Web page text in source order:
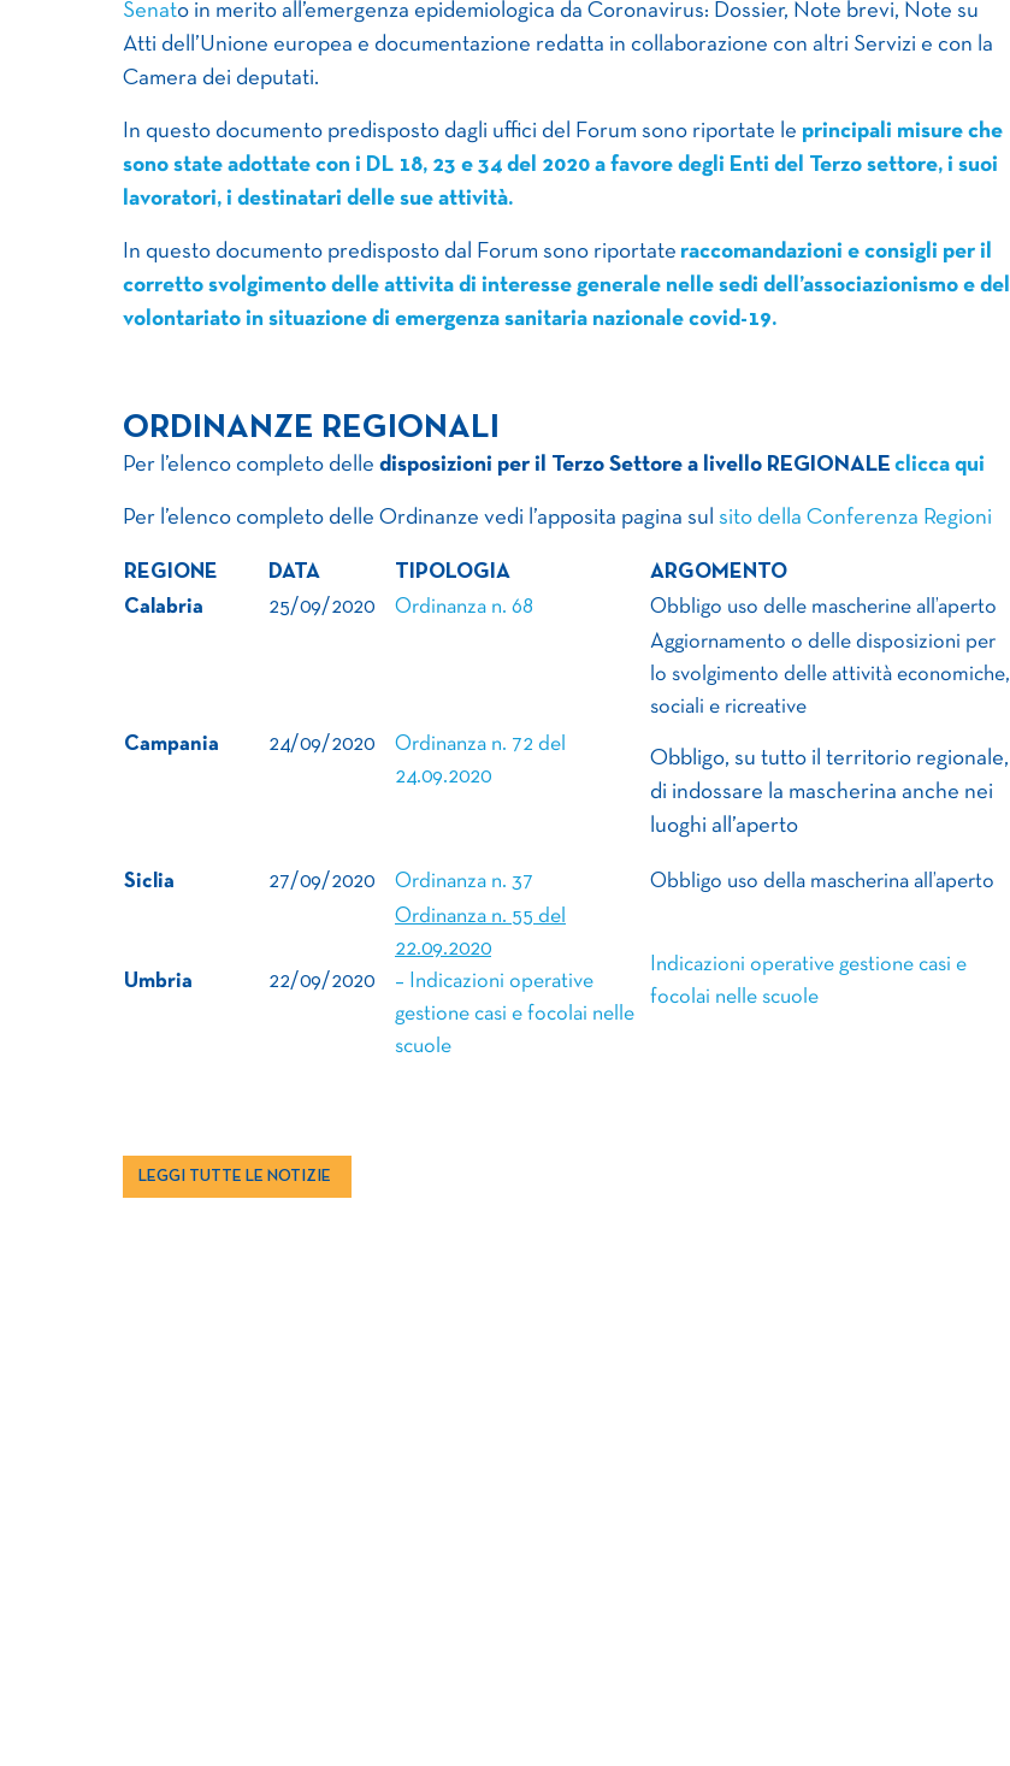
Senato in merito all’emergenza epidemiologica da Coronavirus: Dossier, Note brevi, Note su
Atti dell’Unione europea e documentazione redatta in collaborazione con altri Servizi e con la
Camera dei deputati.
In questo documento predisposto dagli uffici del Forum sono riportate le principali misure che
sono state adottate con i DL 18, 23 e 34 del 2020 a favore degli Enti del Terzo settore, i suoi
lavoratori, i destinatari delle sue attività.
In questo documento predisposto dal Forum sono riportate raccomandazioni e consigli per il
corretto svolgimento delle attivita di interesse generale nelle sedi dell’associazionismo e del
volontariato in situazione di emergenza sanitaria nazionale covid-19.
ORDINANZE REGIONALI
Per l’elenco completo delle disposizioni per il Terzo Settore a livello REGIONALE clicca qui
Per l’elenco completo delle Ordinanze vedi l’apposita pagina sul sito della Conferenza Regioni
REGIONE DATA TIPOLOGIA
ARGOMENTO
Calabria
25/09/2020 Ordinanza n. 68 Obbligo uso delle mascherine all’aperto
Campania 24/09/2020
Ordinanza n. 72 del
24.09.2020
Aggiornamento o delle disposizioni per
lo svolgimento delle attività economiche,
sociali e ricreative
Obbligo, su tutto il territorio regionale,
di indossare la mascherina anche nei
luoghi all’aperto
Siclia 27/09/2020 Ordinanza n. 37 Obbligo uso della mascherina all’aperto
Umbria 22/09/2020
Ordinanza n. 55 del
22.09.2020
– Indicazioni operative
gestione casi e focolai nelle
scuole
Indicazioni operative gestione casi e
focolai nelle scuole
LEGGI TUTTE LE NOTIZIE